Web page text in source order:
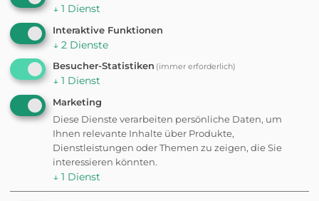
↓ 1 Dienst
Interaktive Funktionen
↓ 2 Dienste
Besucher-Statistiken (immer erforderlich)
↓ 1 Dienst
Marketing
Diese Dienste verarbeiten persönliche Daten, um
Ihnen relevante Inhalte über Produkte,
Dienstleistungen oder Themen zu zeigen, die Sie
interessieren könnten.
↓ 1 Dienst